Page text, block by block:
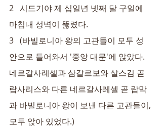
2   시드기야 제 십일년 넷째 달 구일에
마침내 성벽이 뚫렸다.
3   (바빌로니아 왕의 고관들이 모두 성
안으로 들어와서 '중앙 대문'에 앉았다.
네르갈사레셀과 삼갈르보와 살스김 곧
랍사리스와 다른 네르갈사레셀 곧 랍막
과 바빌로니아 왕이 보낸 다른 고관들이,
모두 앉아 있었다.)